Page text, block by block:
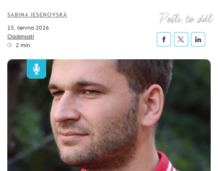
SABINA JESENOVSKÁ
15. června 2026
Osobnosti
2 min.
Pošli to dál